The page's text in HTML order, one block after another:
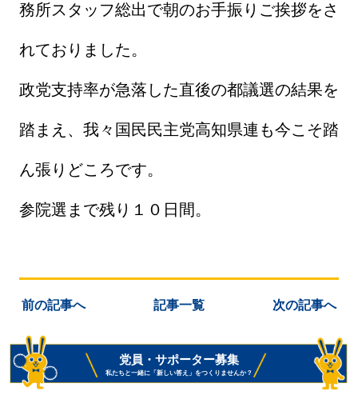
務所スタッフ総出で朝のお手振りご挨拶をさ
れておりました。
政党支持率が急落した直後の都議選の結果を
踏まえ、我々国民民主党高知県連も今こそ踏
ん張りどころです。
参院選まで残り１０日間。
前の記事へ 記事一覧 次の記事へ
党員・サポーター募集
私たちと一緒に「新しい答え」をつくりませんか？